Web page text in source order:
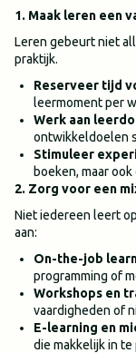
1. Maak leren een
Leren gebeurt niet
praktijk.
Reserveer tijd
leermoment per
Werk aan
ontwikkeldoelen
Stimuleer
boeken, maar
2. Zorg voor een
Niet iedereen leert
aan:
On-the-job
programming of
Workshops en
vaardigheden of
E-learning en
die makkelijk in